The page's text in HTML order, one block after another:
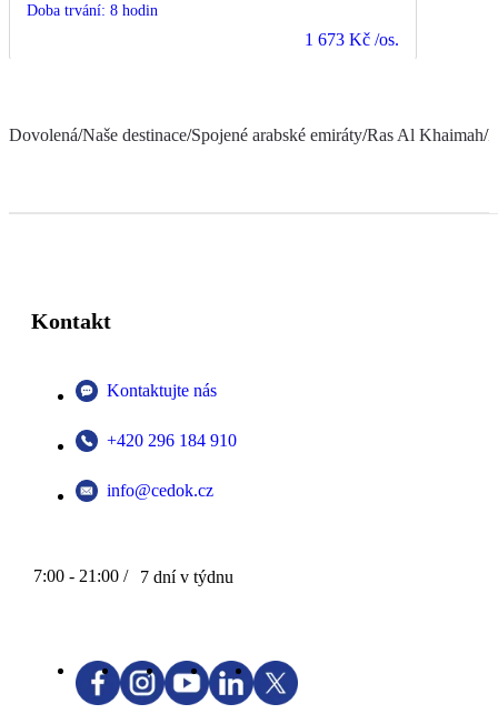
Doba trvání: 8 hodin
1 673 Kč /os.
Dovolená/Naše destinace/Spojené arabské emiráty/Ras Al Khaimah/
Kontakt
Kontaktujte nás
+420 296 184 910
info@cedok.cz
7:00 - 21:00 / 7 dní v týdnu